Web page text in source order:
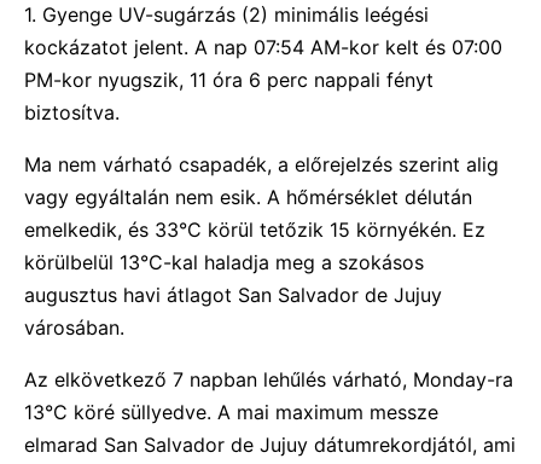
1. Gyenge UV-sugárzás (2) minimális leégési
kockázatot jelent. A nap 07:54 AM-kor kelt és 07:00
PM-kor nyugszik, 11 óra 6 perc nappali fényt
biztosítva.
Ma nem várható csapadék, a előrejelzés szerint alig
vagy egyáltalán nem esik. A hőmérséklet délután
emelkedik, és 33°C körül tetőzik 15 környékén. Ez
körülbelül 13°C-kal haladja meg a szokásos
augusztus havi átlagot San Salvador de Jujuy
városában.
Az elkövetkező 7 napban lehűlés várható, Monday-ra
13°C köré süllyedve. A mai maximum messze
elmarad San Salvador de Jujuy dátumrekordjától, ami